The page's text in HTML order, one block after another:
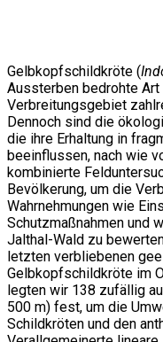
Gelbkopfschildkröte (
Aussterben bedrohte
Verbreitungsgebiet
Dennoch sind die
die ihre Erhaltung in
beeinflussen, nach wie
kombinierte
Bevölkerung, um die
Wahrnehmungen wie
Schutzmaßnahmen und
Jalthal-Wald zu
letzten verbliebenen
Gelbkopfschildkröte im
legten wir 138 zufällig
500 m) fest, um die
Schildkröten und den